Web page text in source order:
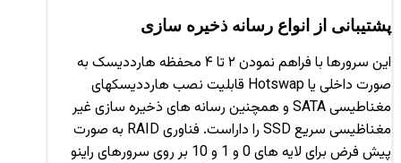
پشتیبانی از انواع رسانه ذخیره سازی
این سرورها با فراهم نمودن ۲ تا ۴ محفظه هارددیسک به
صورت داخلی یا Hotswap قابلیت نصب هارددیسکهای
مغناطیسی SATA و همچنین رسانه های ذخیره سازی غیر
مغناظیسی سریع SSD را داراست. فناوری RAID به صورت
پیش فرض برای لایه های 0 و 1 و 10 بر روی سرورهای راینو